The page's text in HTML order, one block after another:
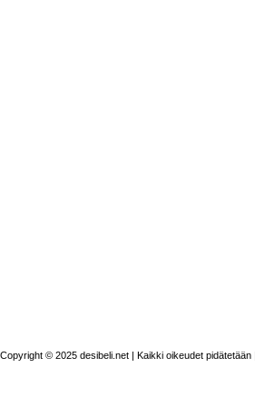
Copyright © 2025 desibeli.net | Kaikki oikeudet pidätetään |